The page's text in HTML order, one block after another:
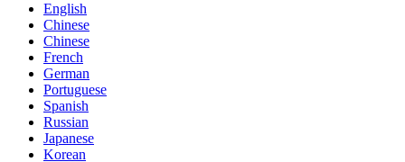
English
Chinese
Chinese
French
German
Portuguese
Spanish
Russian
Japanese
Korean